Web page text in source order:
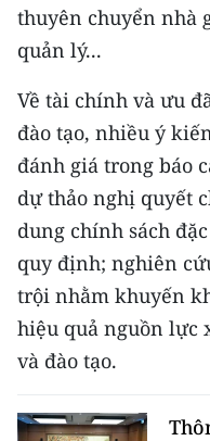
thuyên chuyển nhà
quản lý...
Về tài chính và ưu
đào tạo, nhiều ý
đánh giá trong báo
dự thảo nghị quyết
dung chính sách
quy định; nghiên
trội nhằm khuyến
hiệu quả nguồn lực
và đào tạo.